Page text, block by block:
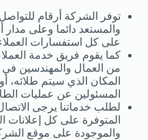
توفر الشركة أرقام
والمستعد دائما وعلى
على كل استفسارات
كما يقوم فريق خدمة
من العمال والمهندسين
المكان الذي سيتم طلائه،
المسئولين عن عمليات
لطلب خدماتنا يرجى
المتوفرة على كل إعلانات
والموجودة على موقع